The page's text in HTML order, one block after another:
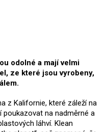
odolné a mají velmi
ze které jsou vyrobeny,
z Kalifornie, které záleží na
na nadměrné a
láhví. Klean